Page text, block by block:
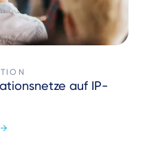
auf IP-